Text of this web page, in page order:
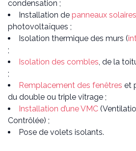
condensation ;
Installation de panneaux solaires
photovoltaïques ;
Isolation thermique des murs (
;
Isolation des combles, de la
;
Remplacement des fenêtres et
du double ou triple vitrage ;
Installation d’une VMC
Contrôlée) ;
Pose de volets isolants.